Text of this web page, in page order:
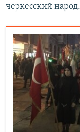
черкесский народ.